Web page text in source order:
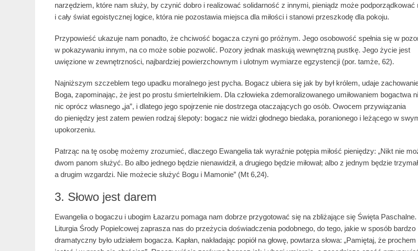
narzędziem, które nam służy, by czynić dobro i realizować solidarność z innymi, pieniądz może podporządkować
i cały świat egoistycznej logice, która nie pozostawia miejsca dla miłości i stanowi przeszkodę dla pokoju.
Przypowieść ukazuje nam ponadto, że chciwość bogacza czyni go próżnym. Jego osobowość spełnia się w
w pokazywaniu innym, na co może sobie pozwolić. Pozory jednak maskują ​​wewnętrzną pustkę. Jego życie jest
uwięzione w zewnętrzności, najbardziej powierzchownym i ulotnym wymiarze egzystencji (por. tamże, 62).
Najniższym szczeblem tego upadku moralnego jest pycha. Bogacz ubiera się jak by był królem, udaje
Boga, zapominając, że jest po prostu śmiertelnikiem. Dla człowieka zdemoralizowanego umiłowaniem bogactwa
nic oprócz własnego „ja”, i dlatego jego spojrzenie nie dostrzega otaczających go osób. Owocem przywiązania
do pieniędzy jest zatem pewien rodzaj ślepoty: bogacz nie widzi głodnego biedaka, poranionego i leżącego w
upokorzeniu.
Patrząc na tę osobę możemy zrozumieć, dlaczego Ewangelia tak wyraźnie potępia miłość pieniędzy: „Nikt nie
dwom panom służyć. Bo albo jednego będzie nienawidził, a drugiego będzie miłował; albo z jednym będzie
a drugim wzgardzi. Nie możecie służyć Bogu i Mamonie” (Mt 6,24).
3. Słowo jest darem
Ewangelia o bogaczu i ubogim Łazarzu pomaga nam dobrze przygotować się na zbliżające się Święta Paschalne.
Liturgia Środy Popielcowej zaprasza nas do przeżycia doświadczenia podobnego, do tego, jakie w sposób bardzo
dramatyczny było udziałem bogacza. Kapłan, nakładając popiół na głowę, powtarza słowa: „Pamiętaj, że prochem